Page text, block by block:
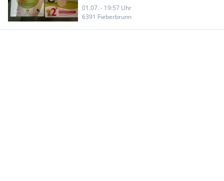
01.07. - 19:57 Uhr
6391 Fieberbrunn